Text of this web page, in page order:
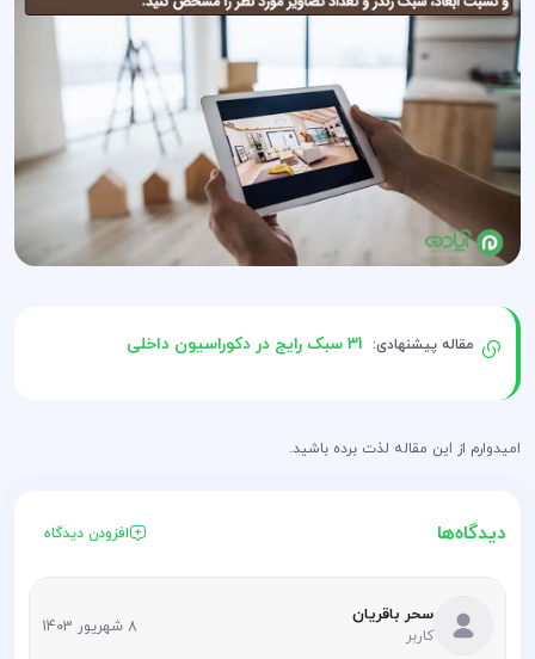
مقاله پیشنهادی: 31 سبک رایج در دکوراسیون داخلی
امیدوارم از این مقاله لذت برده باشید.
دیدگاه‌ها افزودن دیدگاه
سحر باقریان
کاربر 8 شهریور 1403